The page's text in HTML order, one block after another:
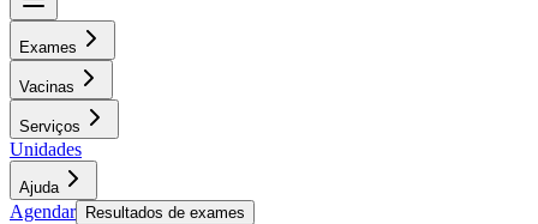
Exames
Vacinas
Serviços
Unidades
Ajuda
Agendar Resultados de exames